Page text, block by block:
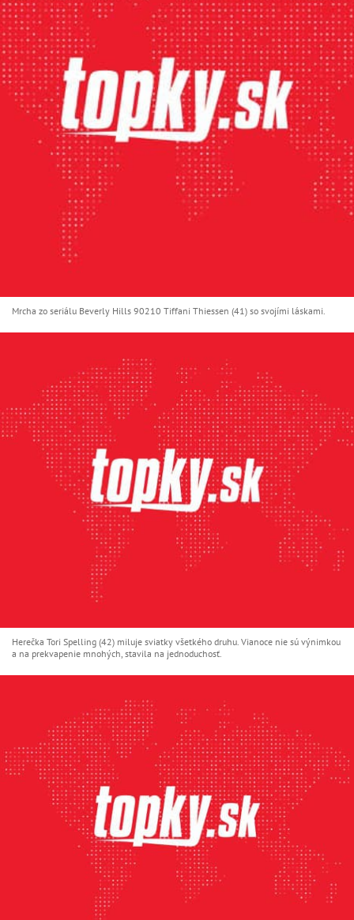
Mrcha zo seriálu Beverly Hills 90210 Tiffani Thiessen (41) so svojími láskami.
Herečka Tori Spelling (42) miluje sviatky všetkého druhu. Vianoce nie sú výnimkou
a na prekvapenie mnohých, stavila na jednoduchosť.